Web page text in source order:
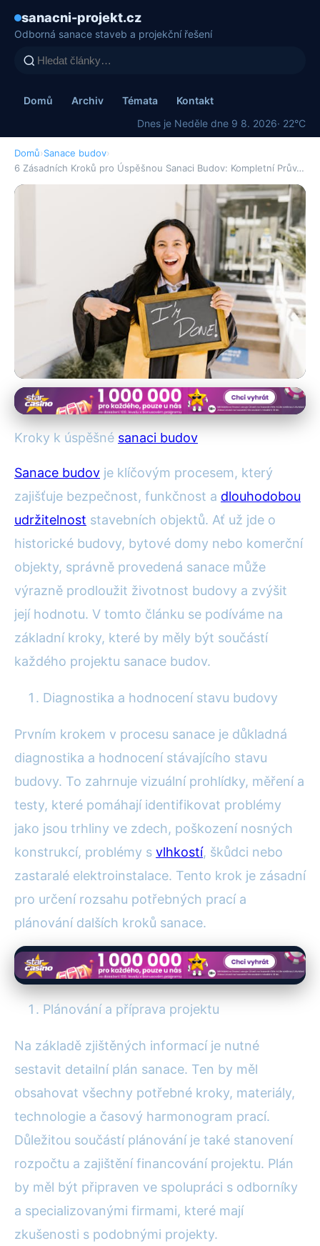
sanacni-projekt.cz
Odborná sanace staveb a projekční řešení
Domů Archiv Témata
Kontakt
Dnes je Neděle dne 9 8. 2026· 22°C
Domů›Sanace budov›
6 Zásadních Kroků pro Úspěšnou Sanaci Budov: Kompletní Prův…
Sanace budov
6 Zásadních Kroků pro
Kompletní Průvodce
29. 1. 2026· 4 min čtení · Autor: Pavel Mareš
Kroky k úspěšné sanaci budov
Sanace budov je klíčovým procesem, který
zajišťuje bezpečnost, funkčnost a dlouhodobou
udržitelnost stavebních objektů. Ať už jde o
historické budovy, bytové domy nebo komerční
objekty, správně provedená sanace může
výrazně prodloužit životnost budovy a zvýšit
její hodnotu. V tomto článku se podíváme na
základní kroky, které by měly být součástí
každého projektu sanace budov.
Diagnostika a hodnocení stavu budovy
Prvním krokem v procesu sanace je důkladná
diagnostika a hodnocení stávajícího stavu
budovy. To zahrnuje vizuální prohlídky, měření a
testy, které pomáhají identifikovat problémy
jako jsou trhliny ve zdech, poškození nosných
konstrukcí, problémy s vlhkostí, škůdci nebo
zastaralé elektroinstalace. Tento krok je zásadní
pro určení rozsahu potřebných prací a
plánování dalších kroků sanace.
Plánování a příprava projektu
Na základě zjištěných informací je nutné
sestavit detailní plán sanace. Ten by měl
obsahovat všechny potřebné kroky, materiály,
technologie a časový harmonogram prací.
Důležitou součástí plánování je také stanovení
rozpočtu a zajištění financování projektu. Plán
by měl být připraven ve spolupráci s odborníky
a specializovanými firmami, které mají
zkušenosti s podobnými projekty.